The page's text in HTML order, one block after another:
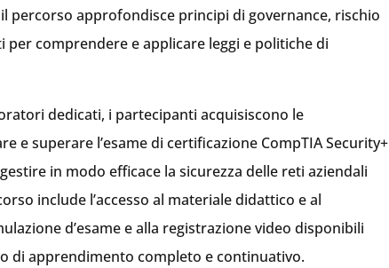
percorso approfondisce principi di governance, rischio
comprendere e applicare leggi e politiche di
dedicati, i partecipanti acquisiscono le
e superare l’esame di certificazione CompTIA Security+
in modo efficace la sicurezza delle reti aziendali
include l’accesso al materiale didattico e al
d’esame e alla registrazione video disponibili
di apprendimento completo e continuativo.